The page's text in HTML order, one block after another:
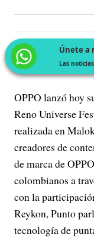
Únete a
Las
OPPO lanzó hoy
Reno Universe
realizada en
creadores de
de marca de
colombianos a
con la
Reykon, Punto
tecnología de